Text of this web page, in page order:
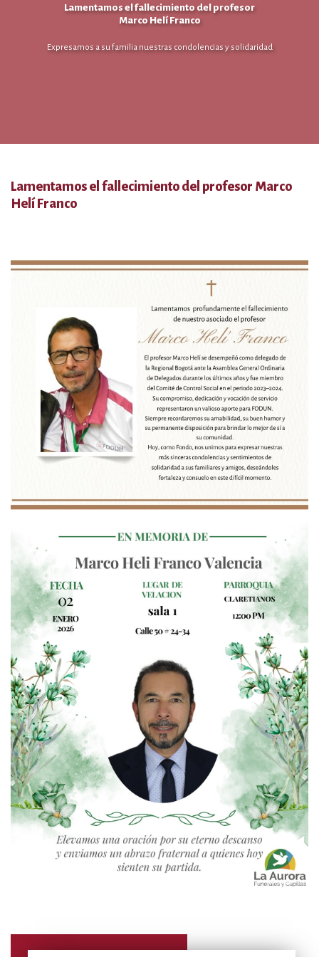
Lamentamos el fallecimiento del profesor
Marco Helí Franco
Expresamos a su familia nuestras condolencias y solidaridad
Lamentamos el fallecimiento del profesor Marco
Helí Franco